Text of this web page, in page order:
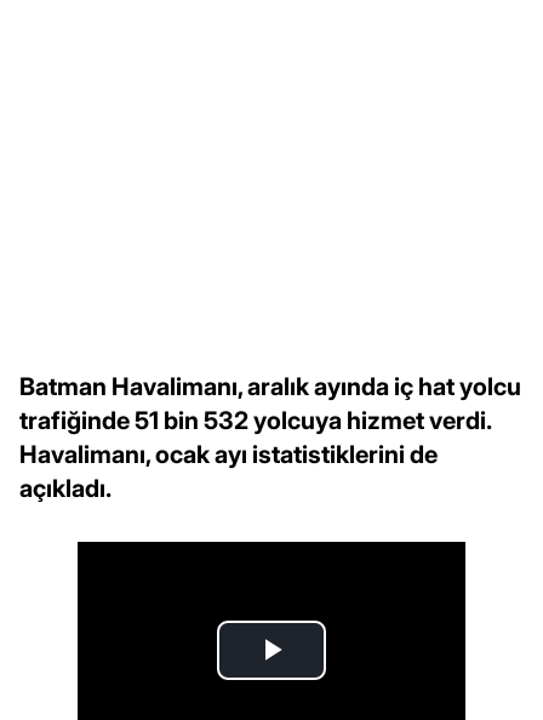
Batman Havalimanı, aralık ayında iç hat yolcu
trafiğinde 51 bin 532 yolcuya hizmet verdi.
Havalimanı, ocak ayı istatistiklerini de
açıkladı.